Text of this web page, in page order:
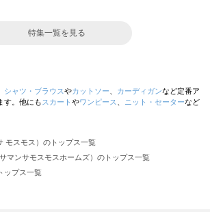
特集一覧を見る
シャツ・ブラウスやカットソー カーディガンなど定番ア
す。他にも スカート やワンピース ニット・セーターなど
モスモス）のトップス一覧
マンサモスモスホームズ）のトップス一覧
ップス一覧
（ツハルバイサマンサモスモス）のトップス一覧